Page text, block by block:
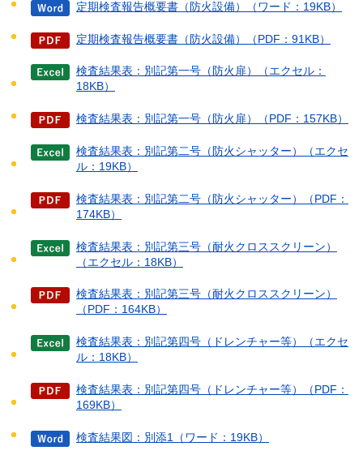
定期検査報告概要書（防火設備）（ワード：19KB）
定期検査報告概要書（防火設備）（PDF：91KB）
検査結果表：別記第一号（防火扉）（エクセル：
18KB）
検査結果表：別記第一号（防火扉）（PDF：157KB）
検査結果表：別記第二号（防火シャッター）（エクセ
ル：19KB）
検査結果表：別記第二号（防火シャッター）（PDF：
174KB）
検査結果表：別記第三号（耐火クロススクリーン）
（エクセル：18KB）
検査結果表：別記第三号（耐火クロススクリーン）
（PDF：164KB）
検査結果表：別記第四号（ドレンチャー等）（エクセ
ル：18KB）
検査結果表：別記第四号（ドレンチャー等）（PDF：
169KB）
検査結果図：別添1（ワード：19KB）